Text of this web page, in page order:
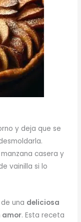
y deja que se
casera y
vainilla si lo
una deliciosa
amor. Esta receta